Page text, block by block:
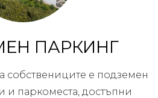
ПАРКИНГ
собствениците е подземен
и паркоместа, достъпни